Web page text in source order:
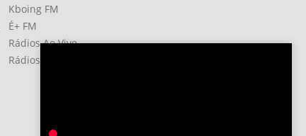
Kboing FM
É+ FM
Rádios Ao Vivo
Rádios OnLine